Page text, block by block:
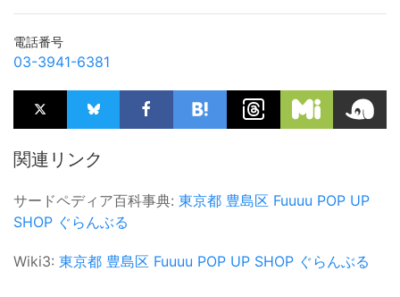
電話番号
03-3941-6381
関連リンク
サードペディア百科事典: 東京都 豊島区 Fuuuu POP UP
SHOP ぐらんぶる
Wiki3: 東京都 豊島区 Fuuuu POP UP SHOP ぐらんぶる